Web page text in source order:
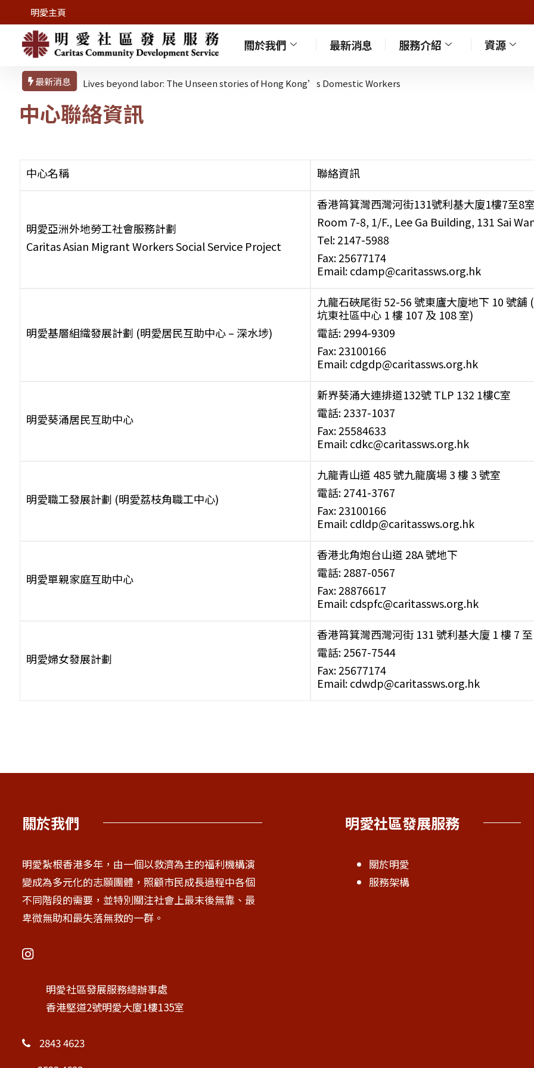
明愛主頁
關於我們 最新消息 服務介紹 資源
最新消息 Lives beyond labor: The Unseen stories of Hong Kong’s Domestic Workers
中心聯絡資訊
中心名稱 聯絡資訊
明愛亞洲外地勞工社會服務計劃
Caritas Asian Migrant Workers Social Service Project
香港筲箕灣西灣河街131號利基大廈1樓7至8
Room 7-8, 1/F., Lee Ga Building, 131 Sai
Tel: 2147-5988
Fax: 25677174
Email: cdamp@caritassws.org.hk
明愛基層組織發展計劃 (明愛居民互助中心 – 深水埗)
九龍石硤尾街 52-56 號東廬大廈地下 10 號
坑東社區中心 1 樓 107 及 108 室)
電話: 2994-9309
Fax: 23100166
Email: cdgdp@caritassws.org.hk
明愛葵涌居民互助中心
新界葵涌大連排道132號 TLP 132 1樓C室
電話: 2337-1037
Fax: 25584633
Email: cdkc@caritassws.org.hk
明愛職工發展計劃 (明愛荔枝角職工中心)
九龍青山道 485 號九龍廣場 3 樓 3 號室
電話: 2741-3767
Fax: 23100166
Email: cdldp@caritassws.org.hk
明愛單親家庭互助中心
香港北角炮台山道 28A 號地下
電話: 2887-0567
Fax: 28876617
Email: cdspfc@caritassws.org.hk
明愛婦女發展計劃
香港筲箕灣西灣河街 131 號利基大廈 1 樓 7
電話: 2567-7544
Fax: 25677174
Email: cdwdp@caritassws.org.hk
關於我們
明愛紮根香港多年，由一個以救濟為主的福利機構演
變成為多元化的志願團體，照顧市民成長過程中各個
不同階段的需要，並特別關注社會上最末後無靠、最
卑微無助和最失落無救的一群。
明愛社區發展服務總辦事處
香港堅道2號明愛大廈1樓135室
2843 4623
明愛社區發展服務
關於明愛
服務架構